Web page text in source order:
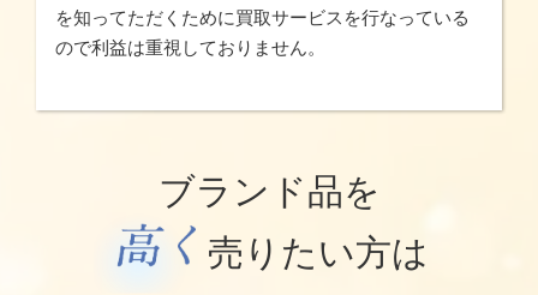
を知ってただくために買取サービスを行なっている
ので利益は重視しておりません。
ブランド品を
売りたい方は